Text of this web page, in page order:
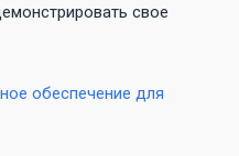
свое
обеспечение для